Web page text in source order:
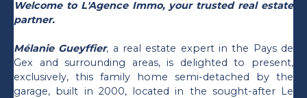
Welcome to L'Agence Immo, your trusted real estate
partner.
Mélanie Gueyffier, a real estate expert in the Pays de
Gex and surrounding areas, is delighted to present,
exclusively, this family home semi-detached by the
garage, built in 2000, located in the sought-after Le